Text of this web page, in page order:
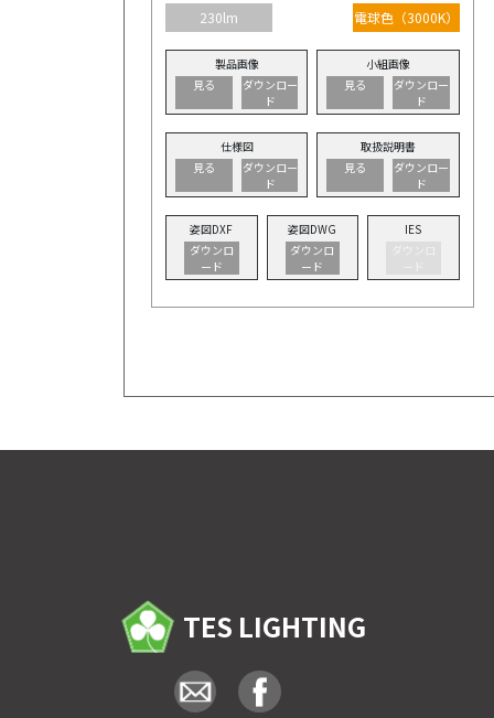
230lm 電球色（3000K）
製品画像
見る
ダウンロー
ド
小組画像
見る
ダウンロー
ド
仕様図
見る
ダウンロー
ド
取扱説明書
見る
ダウンロー
ド
姿図DXF
ダウンロ
ード
姿図DWG
ダウンロ
ード
IES
TES LIGHTING